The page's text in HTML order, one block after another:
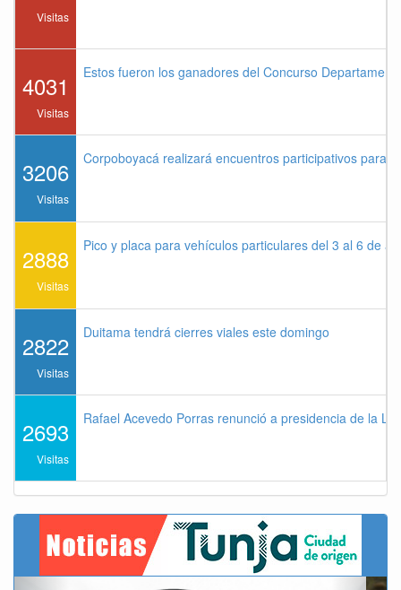
Visitas
4031
Visitas
Estos fueron los ganadores del Concurso
3206
Visitas
Corpoboyacá realizará encuentros participativos para
2888
Visitas
Pico y placa para vehículos particulares del 3 al 6 de
2822
Visitas
Duitama tendrá cierres viales este domingo
2693
Visitas
Rafael Acevedo Porras renunció a presidencia de la